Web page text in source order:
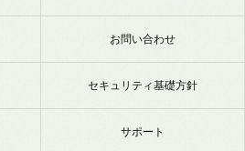
お問い合わせ
セキュリティ基礎方針
サポート